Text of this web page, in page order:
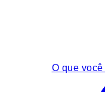
O que